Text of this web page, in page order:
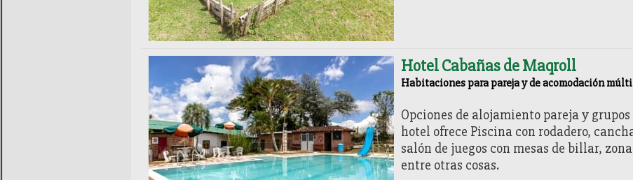
Hotel Cabañas de Maqroll
Habitaciones para pareja y de acomodación
Opciones de alojamiento pareja y
hotel ofrece Piscina con rodadero,
salón de juegos con mesas de billar,
entre otras cosas.